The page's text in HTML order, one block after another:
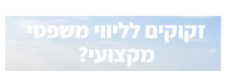
זקוקים לליווי משפטי
מקצועי?